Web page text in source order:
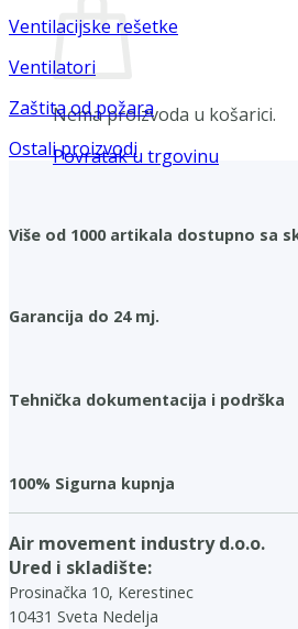
Nema proizvoda u košarici.
Povratak u trgovinu
Ventilacijske rešetke
Ventilatori
Zaštita od požara
Ostali proizvodi
Više od 1000 artikala dostupno sa
Garancija do 24 mj.
Tehnička dokumentacija i podrška
100% Sigurna kupnja
Air movement industry d.o.o.
Ured i skladište:
Prosinačka 10, Kerestinec
10431 Sveta Nedelja